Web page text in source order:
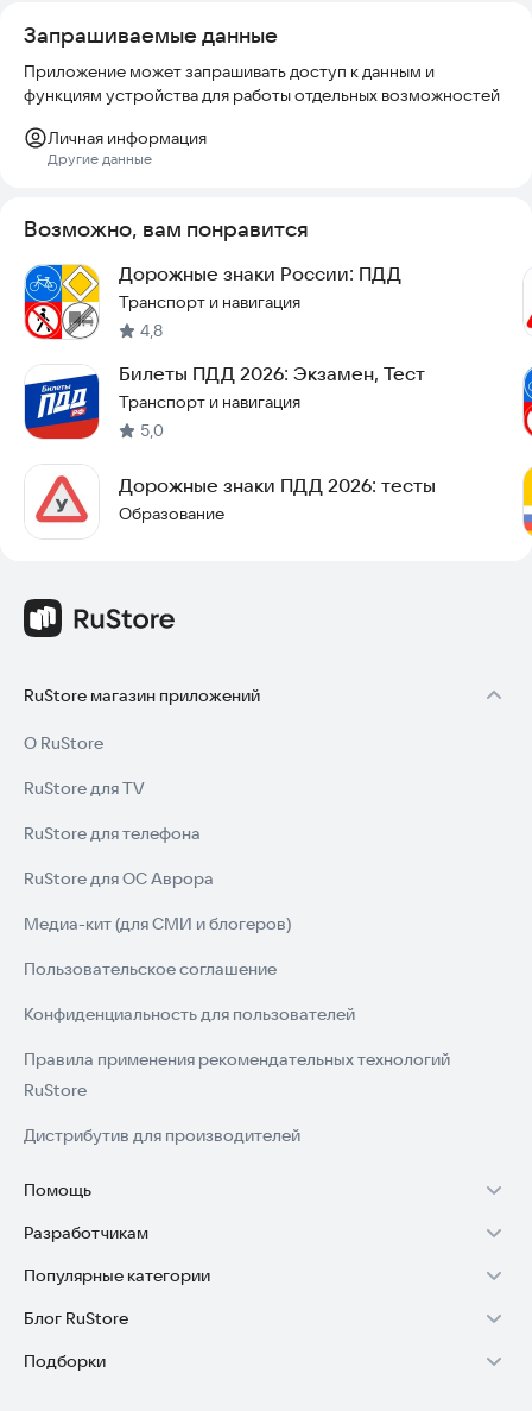
сообщение можно прямо из меню приложения.
Попробуйте приложение прямо сейчас и начните
подготовку к экзамену в удобном формате.
Запрашиваемые данные
Приложение может запрашивать доступ к данным и
функциям устройства для работы отдельных возможностей
Личная информация
Другие данные
Возможно, вам понравится
Дорожные знаки России: ПДД
Транспорт и навигация
4,8
Билеты ПДД 2026: Экзамен, Тест
Транспорт и навигация
5,0
Дорожные знаки ПДД 2026: тесты
Образование
RuStore магазин приложений
О RuStore
RuStore для TV
RuStore для телефона
RuStore для ОС Аврора
Медиа-кит (для СМИ и блогеров)
Пользовательское соглашение
Конфиденциальность для пользователей
Правила применения рекомендательных технологий
RuStore
Дистрибутив для производителей
Помощь
Установка RuStore на TV
Установка RuStore на телефон
Установка RuStore в машину
Помощь пользователям RuStore
Разработчикам
Зарабатывать с RuStore
Стать разработчиком
Доступ к RuStore Консоль
Популярные категории
Игры для Android
Приложения банков
Блог RuStore
Обзоры игр для Android 2025
Подборки